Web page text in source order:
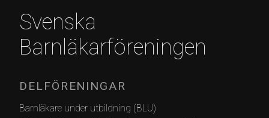
Svenska
Barnläkarföreningen
DELFÖRENINGAR
Barnläkare under utbildning (BLU)